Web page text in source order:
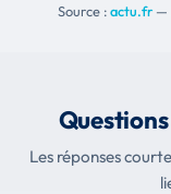
Source :actu.fr—
Les réponses